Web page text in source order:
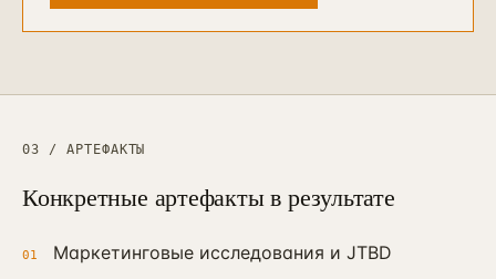
03 / АРТЕФАКТЫ
Конкретные артефакты в результате
01 Маркетинговые исследования и JTBD